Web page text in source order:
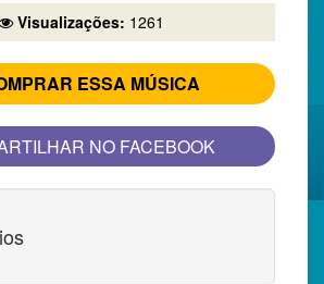
Visualizações: 1261
ESSA MÚSICA
NO FACEBOOK